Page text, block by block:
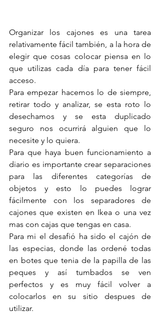
Organizar los cajones es una tarea
relativamente fácil también, a la hora de
elegir que cosas colocar piensa en lo
que utilizas cada día para tener fácil
acceso.
Para empezar hacemos lo de siempre,
retirar todo y analizar, se esta roto lo
desechamos y se esta duplicado
seguro nos ocurrirá alguien que lo
necesite y lo quiera.
Para que haya buen funcionamiento a
diario es importante crear separaciones
para las diferentes categorías de
objetos y esto lo puedes lograr
fácilmente con los separadores de
cajones que existen en Ikea o una vez
mas con cajas que tengas en casa.
Para mi el desafió ha sido el cajón de
las especias, donde las ordené todas
en botes que tenia de la papilla de las
peques y así tumbados se ven
perfectos y es muy fácil volver a
colocarlos en su sitio despues de
utilizar.